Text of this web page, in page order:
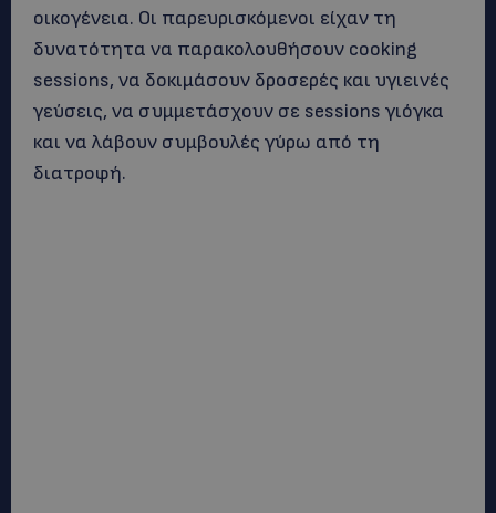
οικογένεια. Οι παρευρισκόμενοι είχαν τη
δυνατότητα να παρακολουθήσουν cooking
sessions, να δοκιμάσουν δροσερές και υγιεινές
γεύσεις, να συμμετάσχουν σε sessions γιόγκα
και να λάβουν συμβουλές γύρω από τη
διατροφή.